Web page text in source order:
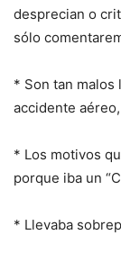
desprecian o
sólo
* Son tan malos
accidente
* Los motivos
porque iba un
* Llevaba